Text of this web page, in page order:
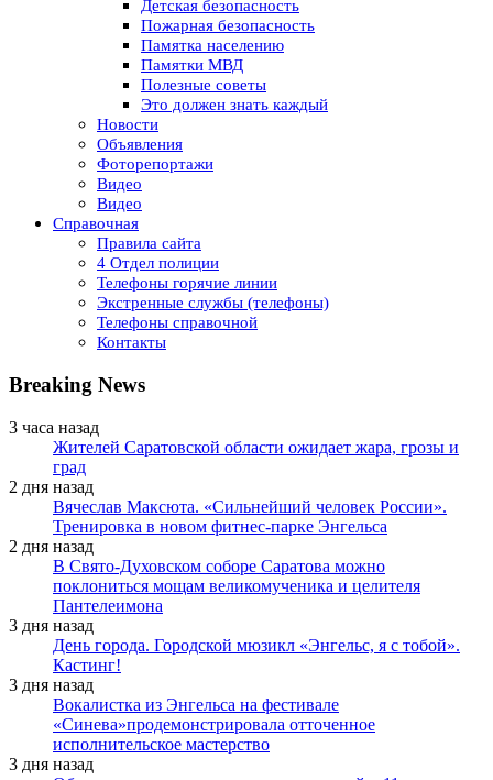
Детская безопасность
Пожарная безопасность
Памятка населению
Памятки МВД
Полезные советы
Это должен знать каждый
Новости
Объявления
Фоторепортажи
Видео
Видео
Справочная
Правила сайта
4 Отдел полиции
Телефоны горячие линии
Экстренные службы (телефоны)
Телефоны справочной
Контакты
Breaking News
3 часа назад
Жителей Саратовской области ожидает жара, грозы и
град
2 дня назад
Вячеслав Максюта. «Сильнейший человек России».
Тренировка в новом фитнес-парке Энгельса
2 дня назад
В Свято-Духовском соборе Саратова можно
поклониться мощам великомученика и целителя
Пантелеимона
3 дня назад
День города. Городской мюзикл «Энгельс, я с тобой».
Кастинг!
3 дня назад
Вокалистка из Энгельса на фестивале
«Синева»продемонстрировала отточенное
исполнительское мастерство
3 дня назад